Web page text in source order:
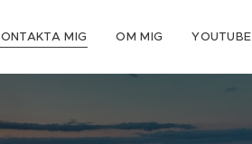
MIG OM MIG YOUTUBE